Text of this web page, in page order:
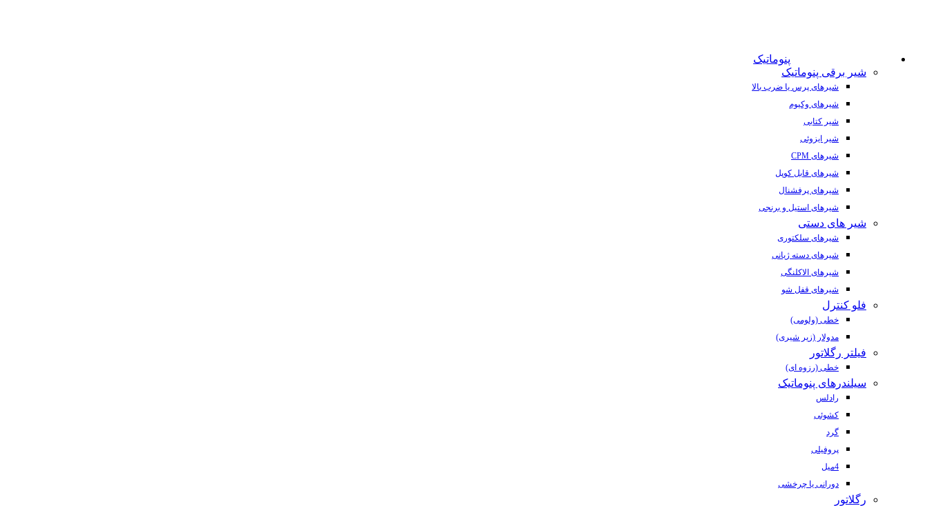
پنوماتیک
شیر برقی پنوماتیک
شیرهای پرس یا ضرب بالا
شیرهای وکیوم
شیر کتابی
شیر ایزوئی
شیرهای CPM
شیرهای قابل کوپل
شیرهای پرفشنال
شیرهای استیل و برنجی
شیر های دستی
شیرهای سلکتوری
شیرهای دسته ژیانی
شیرهای الاکلنگی
شیرهای قفل شو
فلو کنترل
خطی (ولومی)
مدولار (زیر شیری)
فیلتر رگلاتور
خطی (رزوه ای)
سیلندرهای پنوماتیک
رادلس
کشوئی
گرد
پروفیلی
4میل
دورانی یا چرخشی
رگلاتور